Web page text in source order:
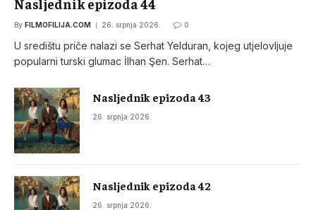
Nasljednik epizoda 44
By FILMOFILIJA.COM 26. srpnja 2026. 0
U središtu priče nalazi se Serhat Yelduran, kojeg utjelovljuje
popularni turski glumac İlhan Şen. Serhat…
Nasljednik epizoda 43
26. srpnja 2026.
Nasljednik epizoda 42
26. srpnja 2026.